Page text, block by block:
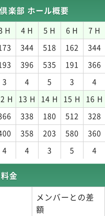
楽部 ホール概要
H 4 H 5 H 6 H
7 H
344 518 162
344
396 535 191
366
3 4 5 3
4
H 13 H 14 H 15 H
16 H
338 180 512
328
358 203 580
360
4 4 3 5 4
金
メンバーとの差
額